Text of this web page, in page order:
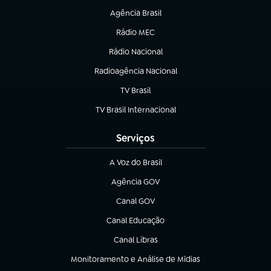
Agência Brasil
(abre em nova aba)
Rádio MEC
(abre em nova aba)
Rádio Nacional
Radioagência Nacional
(abre em nova aba)
TV Brasil
(abre em nova aba)
TV Brasil Internacional
(abre em nova aba)
Serviços
A Voz do Brasil
(abre em nova aba)
Agência GOV
(abre em nova aba)
Canal GOV
(abre em nova aba)
Canal Educação
(abre em nova aba)
Canal Libras
(abre em nova aba)
Monitoramento e Análise de Mídias
(abre em nova aba)